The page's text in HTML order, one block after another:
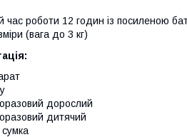
час роботи 12 годин із посиленою
(вага до 3 кг)
дорослий
дитячий